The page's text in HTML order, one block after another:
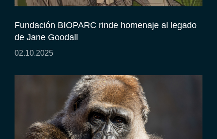
Fundación BIOPARC rinde homenaje al legado
de Jane Goodall
02.10.2025